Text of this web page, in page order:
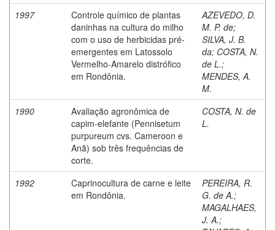
1997
Controle químico de plantas
daninhas na cultura do milho
com o uso de herbicidas pré-
emergentes em Latossolo
Vermelho-Amarelo distrófico
em Rondônia.
AZEVEDO, D.
M. P. de;
SILVA, J. B.
da; COSTA, N.
de L.;
MENDES, A.
M.
1990
Avaliação agronômica de
capim-elefante (Pennisetum
purpureum cvs. Cameroon e
Anã) sob três frequências de
corte.
COSTA, N. de
L.
1992
Caprinocultura de carne e leite
em Rondônia.
PEREIRA, R.
G. de A.;
MAGALHAES,
J. A.;